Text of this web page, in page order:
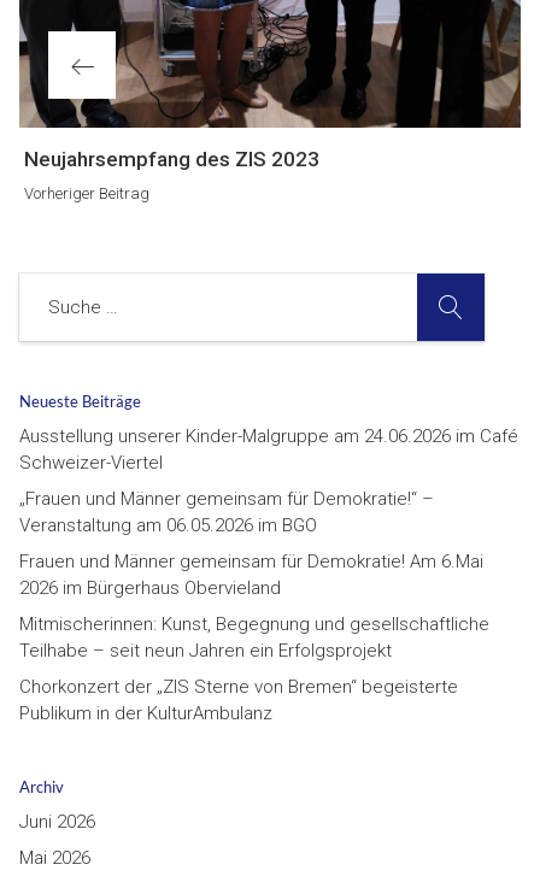
Vorheriger
Beitrag
Neujahrsempfang des ZIS 2023
Vorheriger Beitrag
Neueste Beiträge
Ausstellung unserer Kinder-Malgruppe am 24.06.2026 im Café
Schweizer-Viertel
„Frauen und Männer gemeinsam für Demokratie!“ –
Veranstaltung am 06.05.2026 im BGO
Frauen und Männer gemeinsam für Demokratie! Am 6.Mai
2026 im Bürgerhaus Obervieland
Mitmischerinnen: Kunst, Begegnung und gesellschaftliche
Teilhabe – seit neun Jahren ein Erfolgsprojekt
Chorkonzert der „ZIS Sterne von Bremen“ begeisterte
Publikum in der KulturAmbulanz
Archiv
Juni 2026
Mai 2026